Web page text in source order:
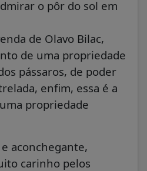
o pôr do sol em
de Olavo Bilac,
de uma propriedade
pássaros, de poder
enfim, essa é a
propriedade
aconchegante,
carinho pelos